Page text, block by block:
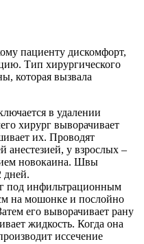
пациенту дискомфорт,
Тип хирургического
которая вызвала
в удалении
хирург выворачивает
их. Проводят
анестезией, у взрослых –
новокаина. Швы
дней.
под инфильтрационным
на мошонке и послойно
его выворачивает рану
жидкость. Когда она
иссечение